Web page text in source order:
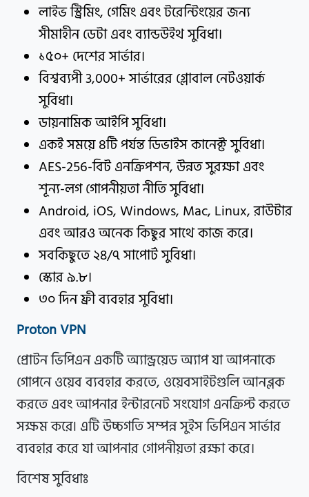
লাইভ স্ট্রিমিং, গেমিং এবং টরেন্টিংয়ের জন্য
সীমাহীন ডেটা এবং ব্যান্ডউইথ সুবিধা।
১৫০+ দেশের সার্ভার।
বিশ্বব্যপী 3,000+ সার্ভারের গ্লোবাল নেটওয়ার্ক
সুবিধা।
ডায়নামিক আইপি সুবিধা।
একই সময়ে 8টি পর্যন্ত ডিভাইস কানেক্ট সুবিধা।
AES-256-বিট এনক্রিপশন, উন্নত সুরক্ষা এবং
শূন্য-লগ গোপনীয়তা নীতি সুবিধা।
Android, iOS, Windows, Mac, Linux, রাউটার
এবং আরও অনেক কিছুর সাথে কাজ করে।
সবকিছুতে ২৪/৭ সাপোর্ট সুবিধা।
স্কোর ৯.৮।
৩০ দিন ফ্রী ব্যবহার সুবিধা।
Proton VPN
প্রোটন ভিপিএন একটি অ্যান্ড্রয়েড অ্যাপ যা আপনাকে
গোপনে ওয়েব ব্যবহার করতে, ওয়েবসাইটগুলি আনব্লক
করতে এবং আপনার ইন্টারনেট সংযোগ এনক্রিপ্ট করতে
সক্ষম করে৷ এটি উচ্চগতি সম্পন্ন সুইস ভিপিএন সার্ভার
ব্যবহার করে যা আপনার গোপনীয়তা রক্ষা করে।
বিশেষ সুবিধাঃ